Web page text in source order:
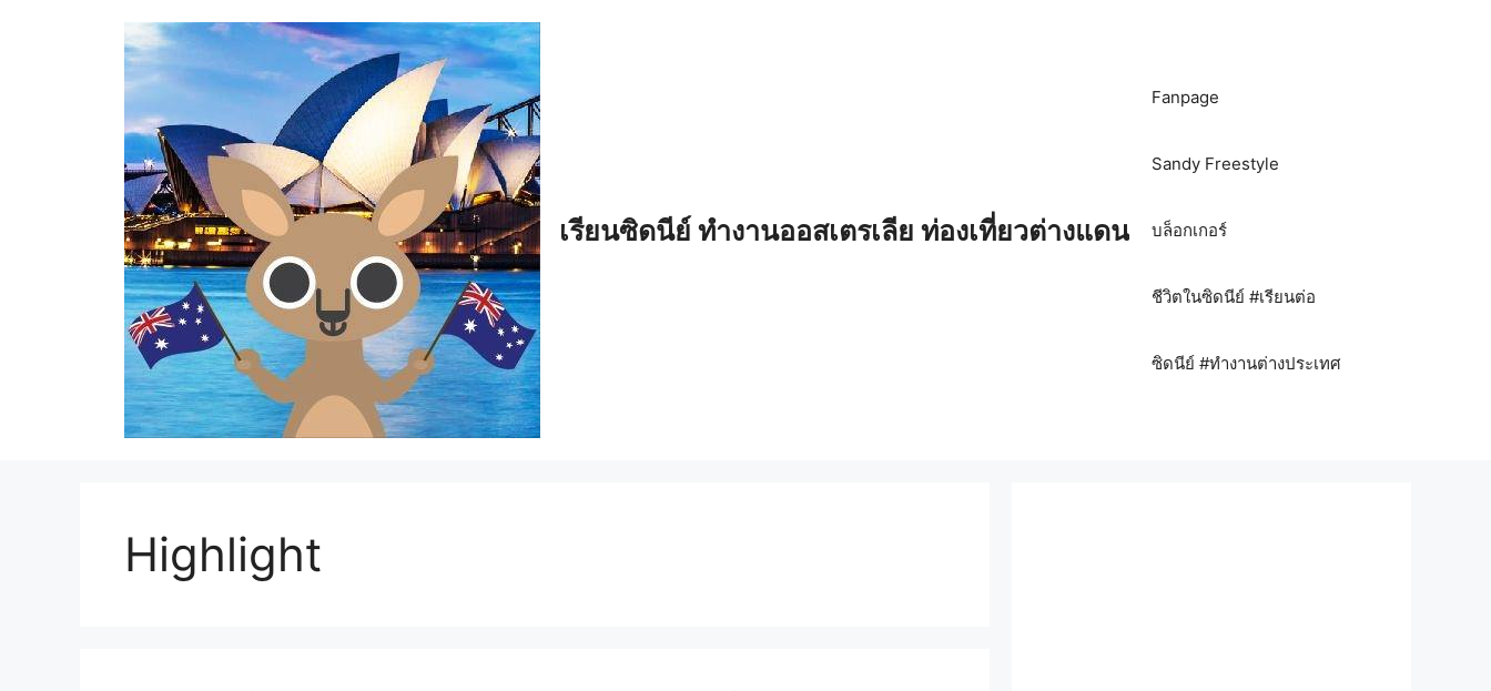
เรียนซิดนีย์ ทำงานออสเตรเลีย ท่องเที่ยวต่างแดน
Fanpage
Sandy Freestyle
บล็อกเกอร์
ชีวิตในซิดนีย์ #เรียนต่อ
ซิดนีย์ #ทำงานต่างประเทศ
Highlight